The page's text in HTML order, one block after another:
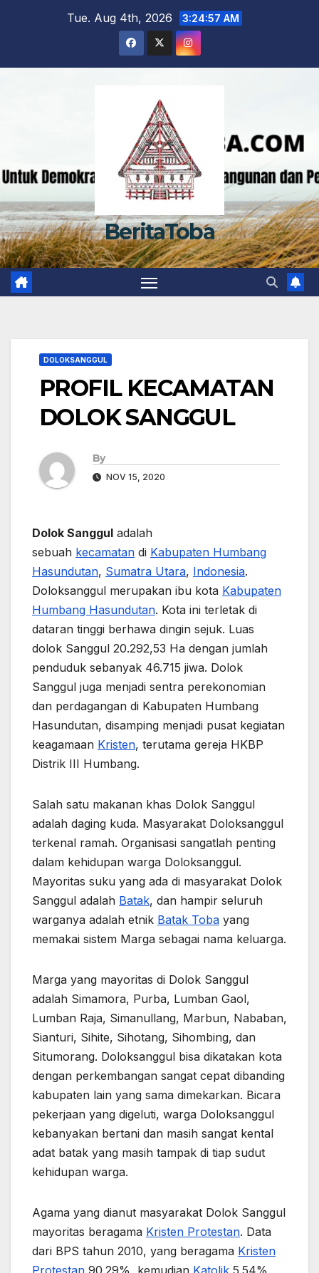
Tue. Aug 4th, 2026 3:24:58 AM
BeritaToba
DOLOKSANGGUL
PROFIL KECAMATAN
DOLOK SANGGUL
By
NOV 15, 2020
Dolok Sanggul adalah
sebuah kecamatan di Kabupaten Humbang
Hasundutan, Sumatra Utara, Indonesia.
Doloksanggul merupakan ibu kota Kabupaten
Humbang Hasundutan. Kota ini terletak di
dataran tinggi berhawa dingin sejuk. Luas
dolok Sanggul 20.292,53 Ha dengan jumlah
penduduk sebanyak 46.715 jiwa. Dolok
Sanggul juga menjadi sentra perekonomian
dan perdagangan di Kabupaten Humbang
Hasundutan, disamping menjadi pusat kegiatan
keagamaan Kristen, terutama gereja HKBP
Distrik III Humbang.
Salah satu makanan khas Dolok Sanggul
adalah daging kuda. Masyarakat Doloksanggul
terkenal ramah. Organisasi sangatlah penting
dalam kehidupan warga Doloksanggul.
Mayoritas suku yang ada di masyarakat Dolok
Sanggul adalah Batak, dan hampir seluruh
warganya adalah etnik Batak Toba yang
memakai sistem Marga sebagai nama keluarga.
Marga yang mayoritas di Dolok Sanggul
adalah Simamora, Purba, Lumban Gaol,
Lumban Raja, Simanullang, Marbun, Nababan,
Sianturi, Sihite, Sihotang, Sihombing, dan
Situmorang. Doloksanggul bisa dikatakan kota
dengan perkembangan sangat cepat dibanding
kabupaten lain yang sama dimekarkan. Bicara
pekerjaan yang digeluti, warga Doloksanggul
kebanyakan bertani dan masih sangat kental
adat batak yang masih tampak di tiap sudut
kehidupan warga.
Agama yang dianut masyarakat Dolok Sanggul
mayoritas beragama Kristen Protestan. Data
dari BPS tahun 2010, yang beragama Kristen